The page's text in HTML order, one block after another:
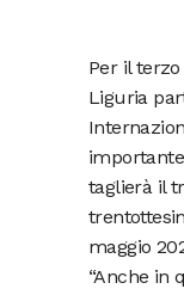
Per il
Liguria
taglierà il
maggio
“Anche in